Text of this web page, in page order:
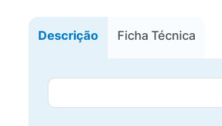
Descrição Ficha Técnica